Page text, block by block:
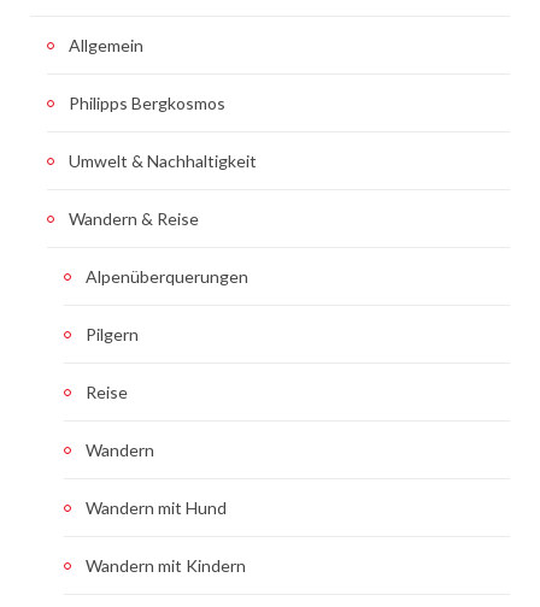
Allgemein
Philipps Bergkosmos
Umwelt & Nachhaltigkeit
Wandern & Reise
Alpenüberquerungen
Pilgern
Reise
Wandern
Wandern mit Hund
Wandern mit Kindern